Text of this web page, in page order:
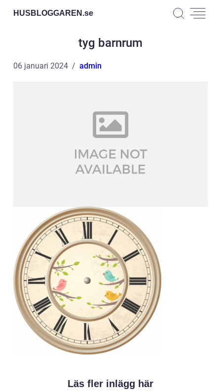
HUSBLOGGAREN.se
tyg barnrum
06 januari 2024 admin
Läs fler inlägg här